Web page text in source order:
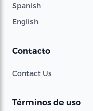
Spanish
English
Contacto
Contact Us
Términos de uso